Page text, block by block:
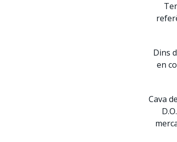
Dins
en
Cava